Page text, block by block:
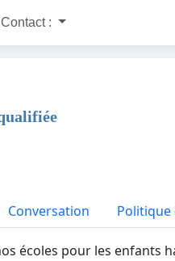
Contact :
Conversation
écoles pour les enfants